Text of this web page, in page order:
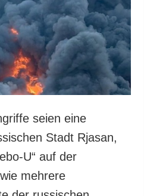
seien eine
Stadt Rjasan,
U“ auf der
mehrere